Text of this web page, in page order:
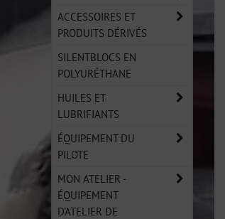
ACCESSOIRES ET
PRODUITS DÉRIVÉS
SILENTBLOCS EN
POLYURÉTHANE
HUILES ET
LUBRIFIANTS
ÉQUIPEMENT DU
PILOTE
MON ATELIER -
ÉQUIPEMENT
D'ATELIER DE